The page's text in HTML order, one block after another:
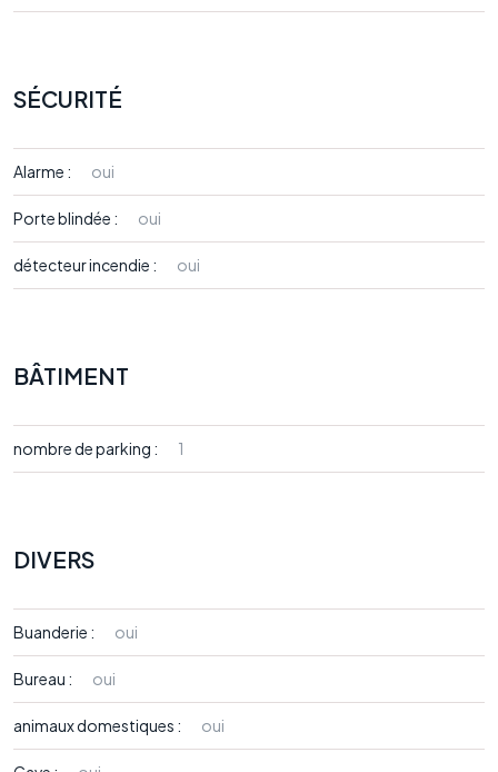
SÉCURITÉ
Alarme : oui
Porte blindée : oui
détecteur incendie : oui
BÂTIMENT
nombre de parking : 1
DIVERS
Buanderie : oui
Bureau : oui
animaux domestiques : oui